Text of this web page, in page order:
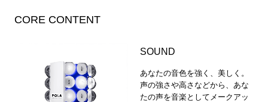
CORE CONTENT
SOUND
あなたの音色を強く、美しく。
声の強さや高さなどから、あな
たの声を音楽としてメークアッ